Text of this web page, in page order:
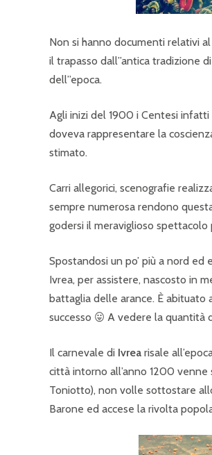
Non si hanno documenti relativi
il trapasso dall”antica tradizione
dell”epoca.
Agli inizi del 1900 i Centesi
doveva rappresentare la
stimato.
Carri allegorici, scenografie
sempre numerosa rendono
godersi il meraviglioso
Spostandosi un po’ più a nord
Ivrea, per assistere, nascosto in
battaglia delle arance. È abituato
successo 😛 A vedere la quantità
Il carnevale di Ivrea risale
città intorno all’anno 1200 venne
Toniotto), non volle sottostare
Barone ed accese la rivolta